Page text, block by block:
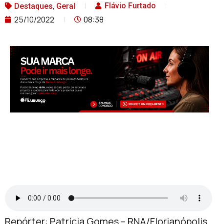
Destaques, Geral Flávio Furtado
25/10/2022 08:38